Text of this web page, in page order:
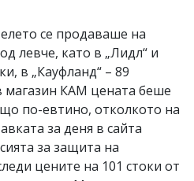
се продаваше на
левче, като в „Лидл“ и
в „Кауфланд“ – 89
магазин КАМ цената беше
по-евтино, отколкото на
за деня в сайта
за защита на
цените на 101 стоки от